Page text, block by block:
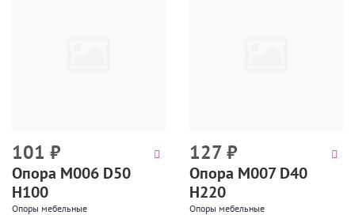
101 ₽
Опора М006 D50
H100
Опоры мебельные
127₽
Опора М007 D40
H220
Опоры мебельные